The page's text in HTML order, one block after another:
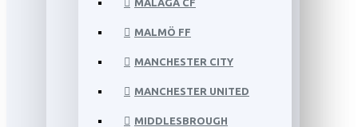
MÁLAGA CF
MALMÖ FF
MANCHESTER CITY
MANCHESTER UNITED
MIDDLESBROUGH